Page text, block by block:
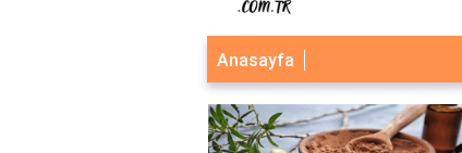
Anasayfa